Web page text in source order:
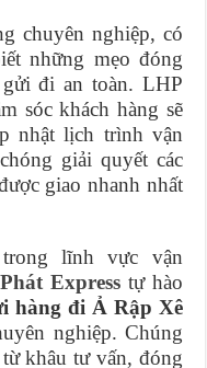
chuyên nghiệp, có
những mẹo đóng
đi an toàn. LHP
sóc khách hàng sẽ
nhật lịch trình vận
giải quyết các
giao nhanh nhất
lĩnh vực vận
Express tự hào
hàng đi Ả Rập Xê
nghiệp. Chúng
khâu tư vấn, đóng